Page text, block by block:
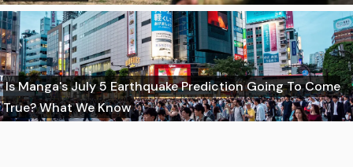
Is Manga's July 5 Earthquake Prediction Going To Come
True? What We Know